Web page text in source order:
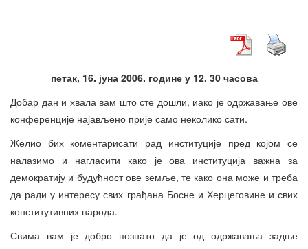
петак, 16. јуна 2006. године у 12. 30 часова
Добар дан и хвала вам што сте дошли, иако је одржавање ове
конференције најављено прије само неколико сати.
Желио бих коментарисати рад институције пред којом се
налазимо и нагласити како је ова институција важна за
демократију и будућност ове земље, те како она може и треба
да ради у интересу свих грађана Босне и Херцеговине и свих
конститутивних народа.
Свима вам је добро познато да је од одржавања задње